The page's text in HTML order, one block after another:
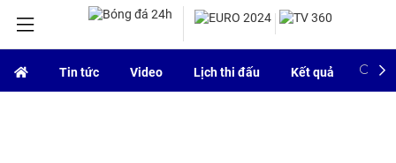
Tin tức Video Lịch thi đấu Kết quả